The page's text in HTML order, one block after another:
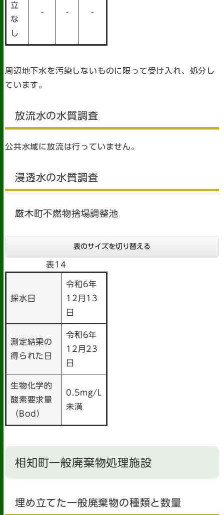
立
な
し
- - -
周辺地下水を汚染しないものに限って受け入れ、処分し
ています。
放流水の水質調査
公共水域に放流は行っていません。
浸透水の水質調査
厳木町不燃物捨場調整池
表のサイズを切り替える
表14
採水日
令和6年
12月13
日
測定結果の
得られた日
令和6年
12月23
日
生物化学的
酸素要求量
（Bod）
0.5mg/L
未満
相知町一般廃棄物処理施設
埋め立てた一般廃棄物の種類と数量